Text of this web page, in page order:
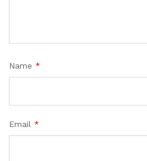
Name *
Email *